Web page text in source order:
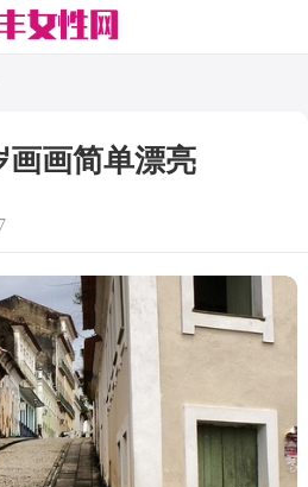
画画简单漂亮